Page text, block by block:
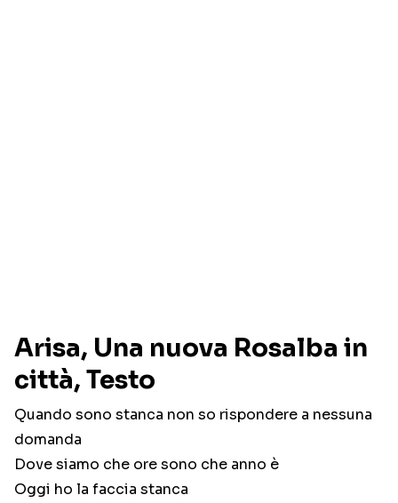
Arisa, Una nuova Rosalba in
città, Testo
Quando sono stanca non so rispondere a nessuna
domanda
Dove siamo che ore sono che anno è
Oggi ho la faccia stanca